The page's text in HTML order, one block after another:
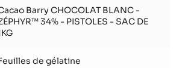
blanc
zephyr™
Barry CHOCOLAT BLANC -
34% - PISTOLES - SAC DE
de gélatine